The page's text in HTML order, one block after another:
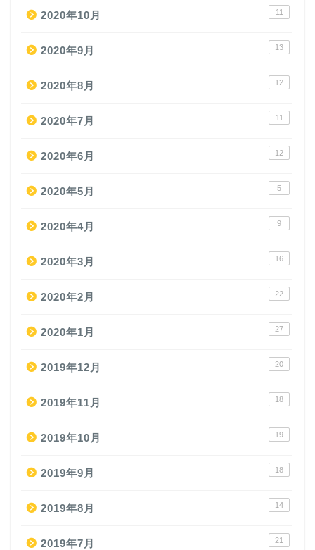
2020年10月 11
2020年9月 13
2020年8月 12
2020年7月 11
2020年6月 12
2020年5月 5
2020年4月 9
2020年3月 16
2020年2月 22
2020年1月 27
2019年12月 20
2019年11月 18
2019年10月 19
2019年9月 18
2019年8月 14
2019年7月 21